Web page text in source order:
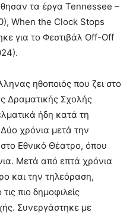
τα έργα Tennessee –
When the Clock Stops
για το Φεστιβάλ Off-Off
ηθοποιός που ζει στο
Δραματικής Σχολής
ήδη κατά τη
χρόνια μετά την
Εθνικό Θέατρο, όπου
Μετά από επτά χρόνια
και την τηλεόραση,
πιο δημοφιλείς
Συνεργάστηκε με